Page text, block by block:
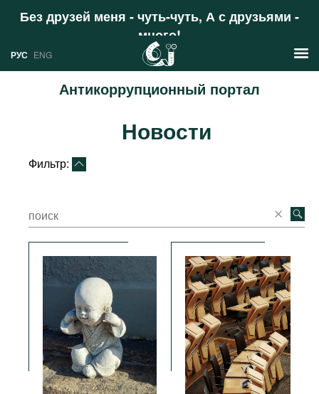
Без друзей меня - чуть-чуть, А с друзьями -
много!
Поддержать
РУС ENG
Антикоррупционный портал
Международных организаций
Ресурсы
Литература
Сайты
Документы международных
организаций
Фильмы
Подкасты
Книжная полка
О проекте
Новости
Фильтр: